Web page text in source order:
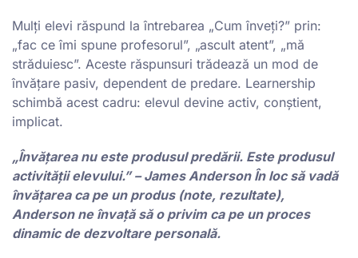
Mulți elevi răspund la întrebarea „Cum înveți?” prin:
„fac ce îmi spune profesorul”, „ascult atent”, „mă
străduiesc”. Aceste răspunsuri trădează un mod de
învățare pasiv, dependent de predare. Learnership
schimbă acest cadru: elevul devine activ, conștient,
implicat.
„Învățarea nu este produsul predării. Este produsul
activității elevului.” – James Anderson În loc să vadă
învățarea ca pe un produs (note, rezultate),
Anderson ne învață să o privim ca pe un proces
dinamic de dezvoltare personală.